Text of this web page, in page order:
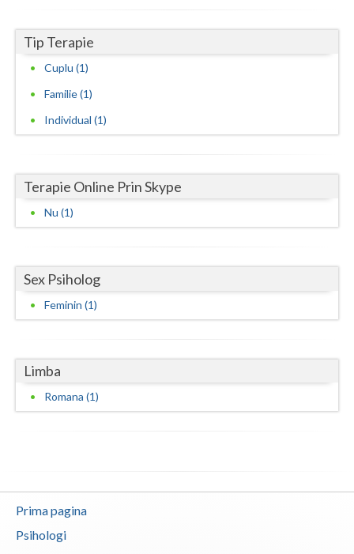
Vaslui
Vrancea
Tip Terapie
Cuplu (1)
Familie (1)
Individual (1)
Terapie Online Prin Skype
Nu (1)
Sex Psiholog
Feminin (1)
Limba
Romana (1)
Prima pagina
Psihologi